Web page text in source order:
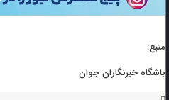
منبع:
باشگاه خبرنگاران جوان